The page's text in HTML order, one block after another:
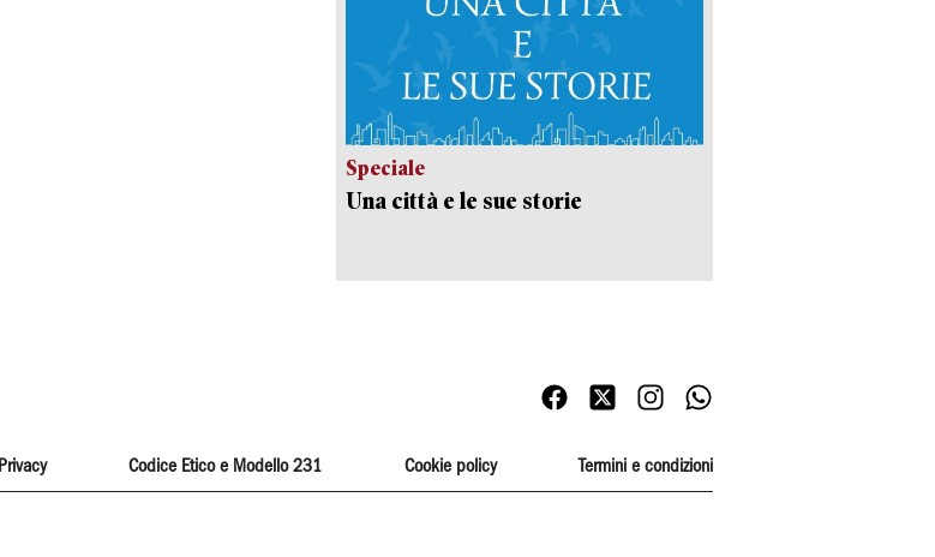
Speciale
Una città e le sue storie
Privacy Codice Etico e Modello 231 Cookie policy Termini e condizioni